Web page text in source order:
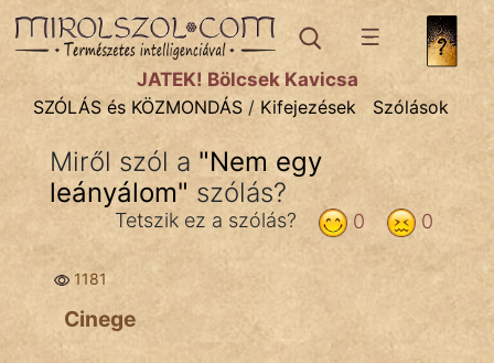
SZÓLÁS ÉS KÖZMONDÁStémák:
Bibliai
Közmondások
Szállóigék
Szóláscsoportok
JÁTÉK! Bölcsek Kavicsa
SZÓLÁS és KÖZMONDÁS / Kifejezések Szólások
Miről szól a "Nem egy
leányálom" szólás?
0
0
Tetszik ez a szólás?
1181
Cinege